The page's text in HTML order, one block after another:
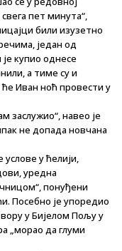
пет минута“,
били изузетно
један од
је купио однесе
а тиме су и
Иван ноћ провести у
заслужио“, навео је
не допада новчана
у ћелији,
уредна
понуђени
Посебно је упоредио
у Бијелом Пољу у
„морао да глуми